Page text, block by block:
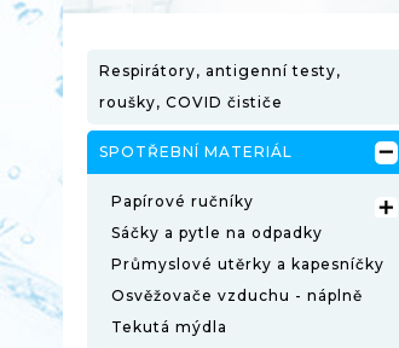
Respirátory, antigenní testy,
roušky, COVID čističe
SPOTŘEBNÍ MATERIÁL 
Papírové ručníky 
Sáčky a pytle na odpadky
Průmyslové utěrky a kapesníčky
Osvěžovače vzduchu - náplně
Tekutá mýdla